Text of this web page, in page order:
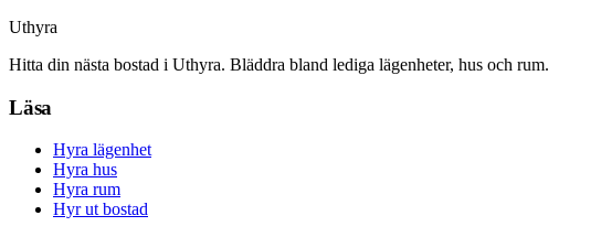
Uthyra
Hitta din nästa bostad i Uthyra. Bläddra bland lediga lägenheter, hus och rum.
Läsa
Hyra lägenhet
Hyra hus
Hyra rum
Hyr ut bostad